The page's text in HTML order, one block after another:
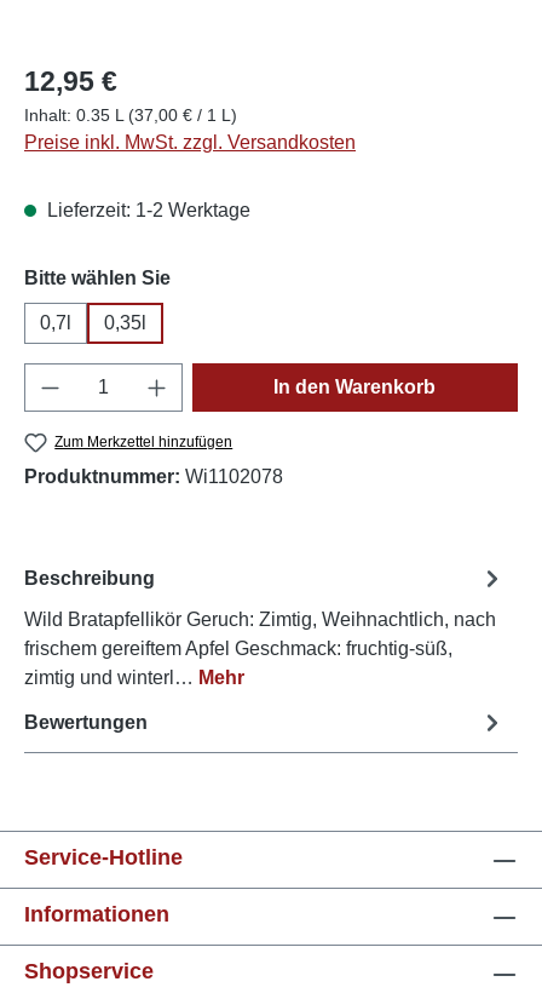
12,95 €
Inhalt: 0.35 L (37,00 € / 1 L)
Preise inkl. MwSt. zzgl. Versandkosten
Lieferzeit: 1-2 Werktage
Bitte wählen Sieauswählen
0,7l 0,35l
Produkt Anzahl: Gib den gewünschten
In den Warenkorb
Zum Merkzettel hinzufügen
Produktnummer: Wi1102078
Beschreibung
Wild Bratapfellikör Geruch: Zimtig, Weihnachtlich, nach
frischem gereiftem Apfel Geschmack: fruchtig-süß,
zimtig und winterl… Mehr
Bewertungen
Service-Hotline
Informationen
Shopservice